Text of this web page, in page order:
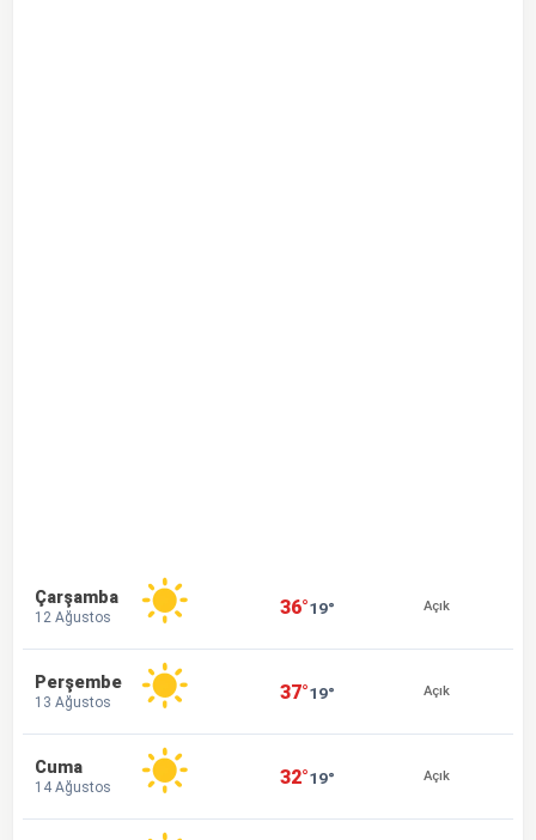
Çarşamba
12 Ağustos 36°19° Açık
Perşembe
13 Ağustos 37°19° Açık
Cuma
14 Ağustos 32°19° Açık